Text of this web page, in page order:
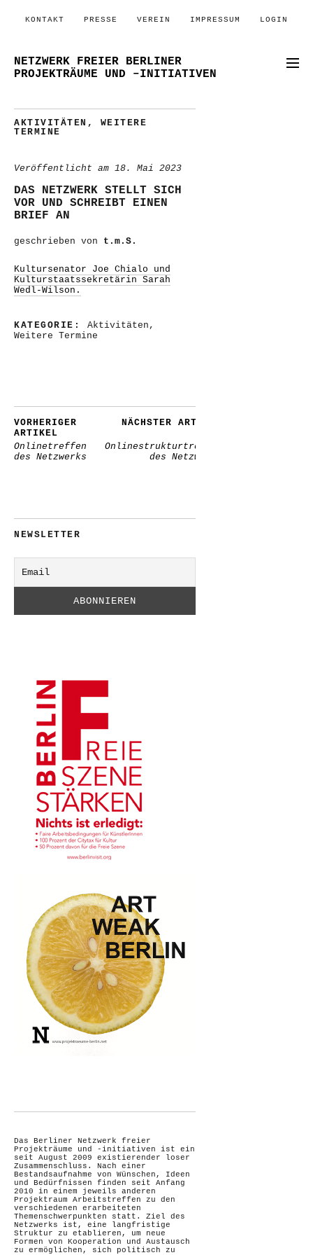
KONTAKT PRESSE VEREIN IMPRESSUM LOGIN
NETZWERK FREIER BERLINER
PROJEKTRÄUME UND –INITIATIVEN
AKTIVITÄTEN , WEITERE
TERMINE
Veröffentlicht am 18. Mai 2023
DAS NETZWERK STELLT SICH
VOR UND SCHREIBT EINEN
BRIEF AN
geschrieben von t.m.S.
Kultursenator Joe Chialo und
Kulturstaatssekretärin Sarah
Wedl-Wilson.
KATEGORIE: Aktivitäten ,
Weitere Termine
VORHERIGER
ARTIKEL
Onlinetreffen
des Netzwerks
NÄCHSTER ARTIKEL
Onlinestrukturtreffen
des Netzwerks
NEWSLETTER
Das Berliner Netzwerk freier
Projekträume und -initiativen ist ein
seit August 2009 existierender loser
Zusammenschluss. Nach einer
Bestandsaufnahme von Wünschen, Ideen
und Bedürfnissen finden seit Anfang
2010 in einem jeweils anderen
Projektraum Arbeitstreffen zu den
verschiedenen erarbeiteten
Themenschwerpunkten statt. Ziel des
Netzwerks ist, eine langfristige
Struktur zu etablieren, um neue
Formen von Kooperation und Austausch
zu ermöglichen, sich politisch zu